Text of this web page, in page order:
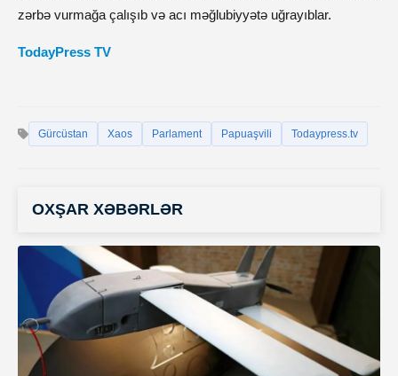
zərbə vurmağa çalışıb və acı məğlubiyyətə uğrayıblar.
TodayPress TV
Gürcüstan Xaos Parlament Papuaşvili Todaypress.tv
OXŞAR XƏBƏRLƏR